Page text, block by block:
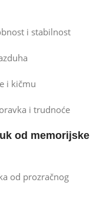
i stabilnost
i kičmu
i trudnoće
od memorijske
od prozračnog